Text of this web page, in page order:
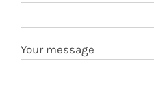
Your message